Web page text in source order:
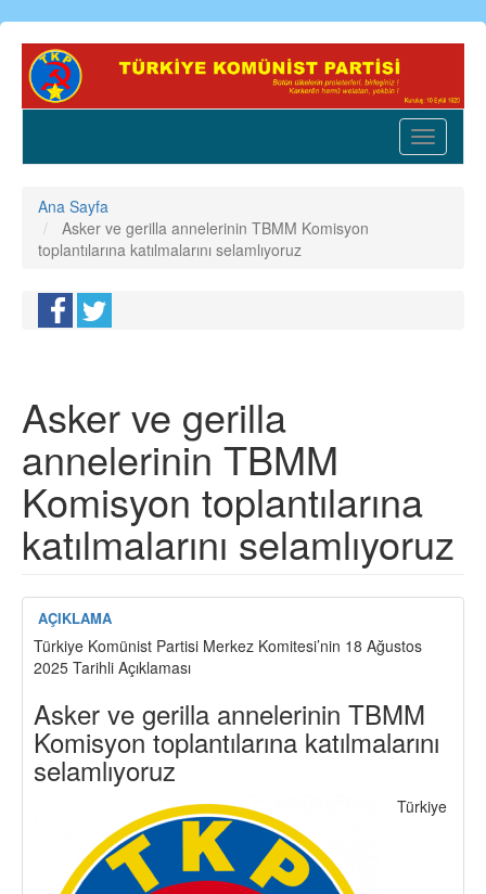
Ana
içeriğe
Toggle
Ana Sayfa
Asker ve gerilla annelerinin TBMM Komisyon
toplantılarına katılmalarını selamlıyoruz
Asker ve gerilla
annelerinin TBMM
Komisyon toplantılarına
katılmalarını selamlıyoruz
AÇIKLAMA
Türkiye Komünist Partisi Merkez Komitesi’nin 18 Ağustos
2025 Tarihli Açıklaması
Asker ve gerilla annelerinin TBMM
Komisyon toplantılarına katılmalarını
selamlıyoruz
Türkiye